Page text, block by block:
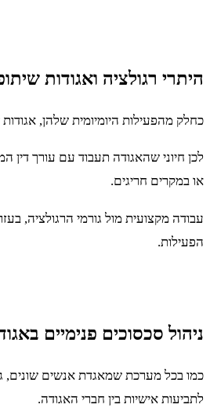
היתרי רגולציה ואגודות
כחלק מהפעילות היומיומית שלהן,
לכן חיוני שהאגודה תעבוד עם עורך
או במקרים חריגים.
עבודה מקצועית מול גורמי הרגולציה,
הפעילות.
ניהול סכסוכים פנימיים
כמו בכל מערכת שמאגדת אנשים שונים,
לתביעות אישיות בין חברי האגודה.